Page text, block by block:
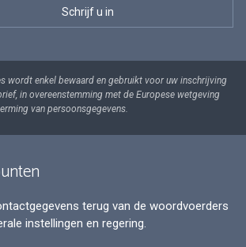
wordt enkel bewaard en gebruikt voor uw inschrijving
in overeenstemming met de Europese wetgeving
van persoonsgegevens.
terug van de woordvoerders
instellingen en regering.